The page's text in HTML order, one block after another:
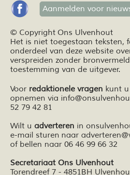
Aanmelden voor
© Copyright Ons Ulvenhout
Het is niet toegestaan teksten,
onderdeel van deze website
verspreiden zonder
toestemming van de uitgever.
Voor redaktionele vragen kunt
opnemen via
52 79 42 81
Wilt u adverteren in
e-mail sturen naar
of bellen naar 06 46 99 66 32
Secretariaat Ons Ulvenhout
Torendreef 7 - 4851BH